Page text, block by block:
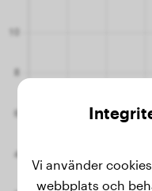
Vi använder
webbplats och